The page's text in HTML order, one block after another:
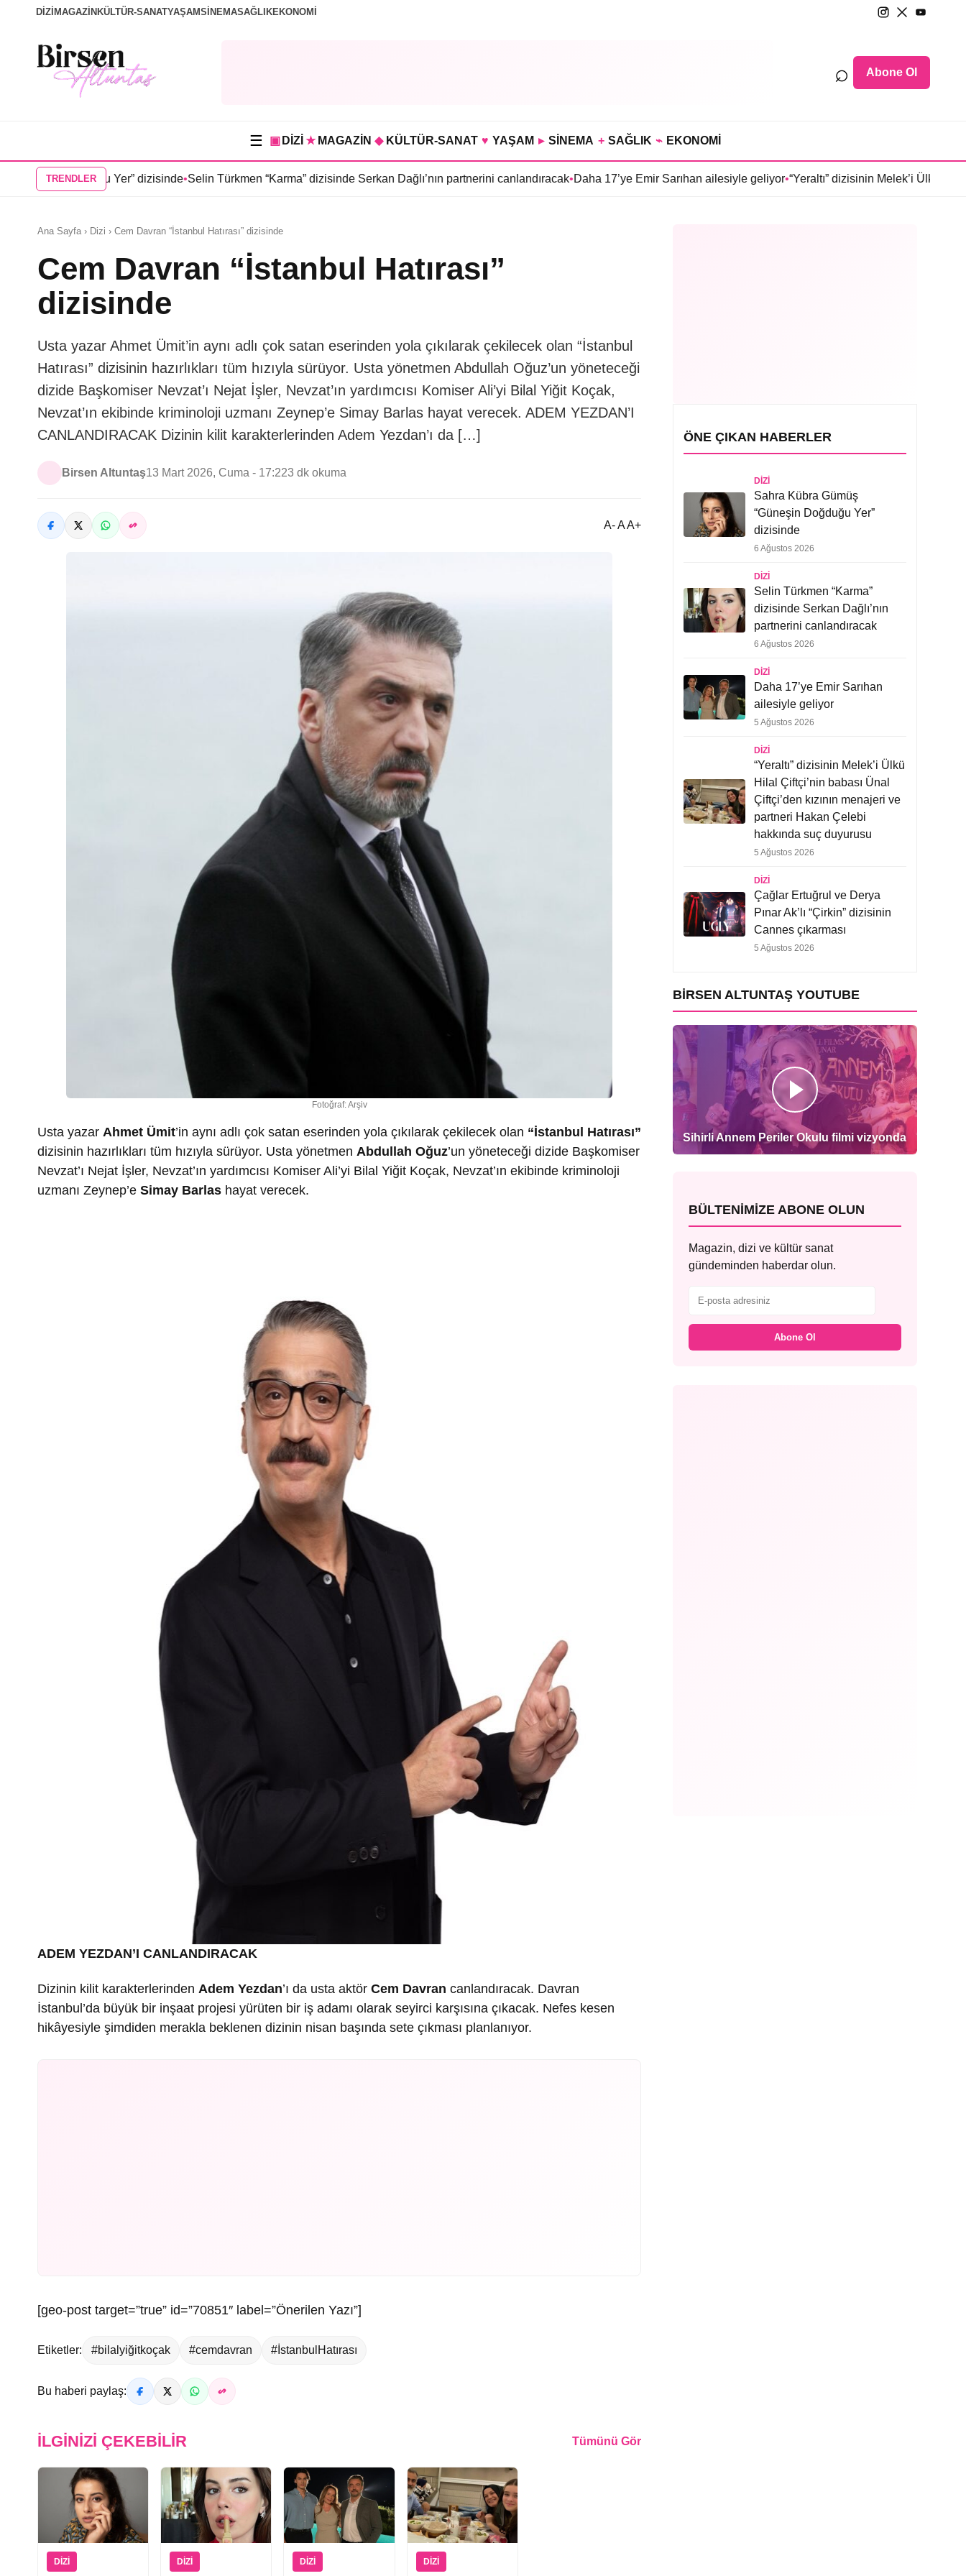
DİZİ MAGAZİN KÜLTÜR-SANATYAŞAMSİNEMASAĞLIKEKONOMİ
⌕ Abone Ol
☰ ▣ DİZİ ★ MAGAZİN ◆ KÜLTÜR-SANAT ♥ YAŞAM ▸ SİNEMA + SAĞLIK ⌁ EKONOMİ
TRENDLER
Doğduğu Yer” dizisinde•Selin Türkmen “Karma” dizisinde Serkan Dağlı’nın partnerini canlandıracak•Daha 17’ye Emir Sarıhan ailesiyle geliyor•“Yeraltı” dizisinin Melek’i Ülkü Hilal
Ana Sayfa › Dizi › Cem Davran “İstanbul Hatırası” dizisinde
Cem Davran “İstanbul Hatırası”
dizisinde
Usta yazar Ahmet Ümit’in aynı adlı çok satan eserinden yola çıkılarak çekilecek olan “İstanbul
Hatırası” dizisinin hazırlıkları tüm hızıyla sürüyor. Usta yönetmen Abdullah Oğuz’un yöneteceği
dizide Başkomiser Nevzat’ı Nejat İşler, Nevzat’ın yardımcısı Komiser Ali’yi Bilal Yiğit Koçak,
Nevzat’ın ekibinde kriminoloji uzmanı Zeynep’e Simay Barlas hayat verecek. ADEM YEZDAN’I
CANLANDIRACAK Dizinin kilit karakterlerinden Adem Yezdan’ı da […]
Birsen Altuntaş13 Mart 2026, Cuma - 17:223 dk okuma
A- A A+
Fotoğraf: Arşiv
Usta yazar Ahmet Ümit’in aynı adlı çok satan eserinden yola çıkılarak çekilecek olan “İstanbul Hatırası”
dizisinin hazırlıkları tüm hızıyla sürüyor. Usta yönetmen Abdullah Oğuz’un yöneteceği dizide Başkomiser
Nevzat’ı Nejat İşler, Nevzat’ın yardımcısı Komiser Ali’yi Bilal Yiğit Koçak, Nevzat’ın ekibinde kriminoloji
uzmanı Zeynep’e Simay Barlas hayat verecek.
ADEM YEZDAN’I CANLANDIRACAK
Dizinin kilit karakterlerinden Adem Yezdan’ı da usta aktör Cem Davran canlandıracak. Davran
İstanbul’da büyük bir inşaat projesi yürüten bir iş adamı olarak seyirci karşısına çıkacak. Nefes kesen
hikâyesiyle şimdiden merakla beklenen dizinin nisan başında sete çıkması planlanıyor.
[geo-post target=”true” id=”70851″ label=”Önerilen Yazı”]
Etiketler: #bilalyiğitkoçak #cemdavran #İstanbulHatırası
Bu haberi paylaş:
İLGINIZI ÇEKEBILIR Tümünü Gör
DIZI DIZI DIZI DIZI
ÖNE ÇIKAN HABERLER
DIZI
Sahra Kübra Gümüş
“Güneşin Doğduğu Yer”
dizisinde
6 Ağustos 2026
DIZI
Selin Türkmen “Karma”
dizisinde Serkan Dağlı’nın
partnerini canlandıracak
6 Ağustos 2026
DIZI
Daha 17’ye Emir Sarıhan
ailesiyle geliyor
5 Ağustos 2026
DIZI
“Yeraltı” dizisinin Melek’i Ülkü
Hilal Çiftçi’nin babası Ünal
Çiftçi’den kızının menajeri ve
partneri Hakan Çelebi
hakkında suç duyurusu
5 Ağustos 2026
DIZI
Çağlar Ertuğrul ve Derya
Pınar Ak’lı “Çirkin” dizisinin
Cannes çıkarması
5 Ağustos 2026
BIRSEN ALTUNTAŞ YOUTUBE
Sihirli Annem Periler Okulu filmi vizyonda
BÜLTENIMIZE ABONE OLUN
Magazin, dizi ve kültür sanat
gündeminden haberdar olun.
Abone Ol